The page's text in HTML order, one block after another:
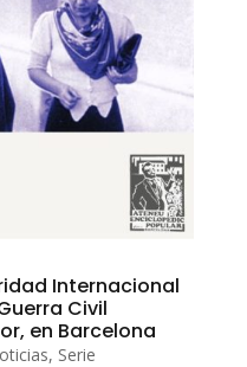
Internacional
Civil
en Barcelona
, Serie